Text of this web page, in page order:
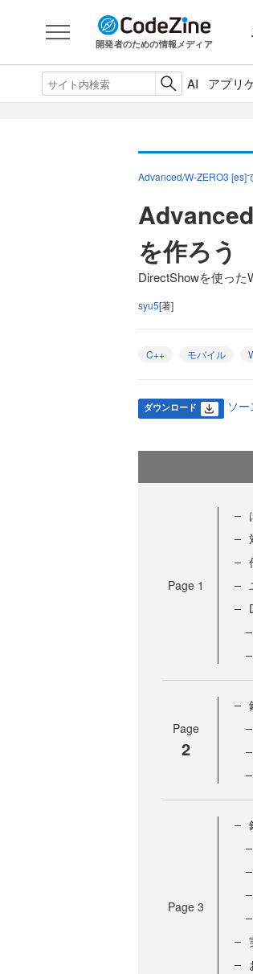
開発者のための情報メディア
AI アプリ
Advanced/W-ZERO3 [es]
を作ろう
DirectShowを使った
syu5[著]
C++ モバイル
ダウンロード ソ
Page 1
Page
2
Page 3